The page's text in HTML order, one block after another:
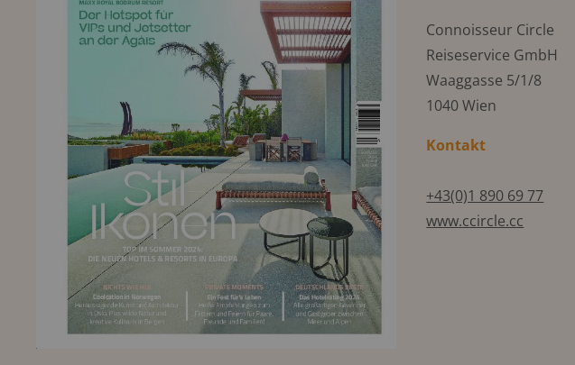
Connoisseur Circle
Reiseservice GmbH
Waaggasse 5/1/8
1040 Wien
Kontakt
+43(0)1 890 69 77
www.ccircle.cc